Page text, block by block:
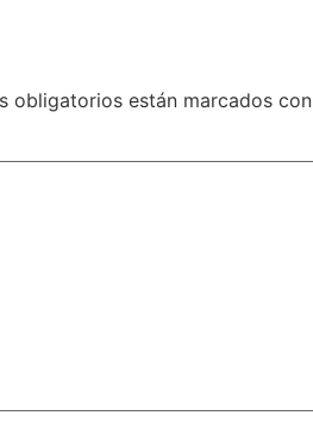
obligatorios están marcados con